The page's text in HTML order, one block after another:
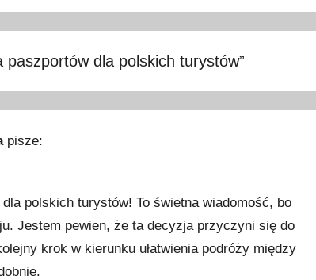
paszportów dla polskich turystów”
pisze:
polskich turystów! To świetna wiadomość, bo
Jestem pewien, że ta decyzja przyczyni się do
krok w kierunku ułatwienia podróży między